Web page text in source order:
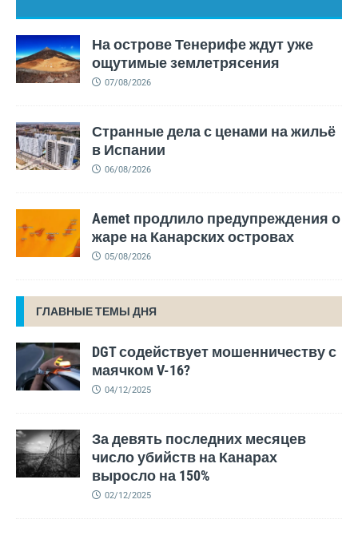
На острове Тенерифе ждут уже
ощутимые землетрясения
07/08/2026
Странные дела с ценами на жильё
в Испании
06/08/2026
Aemet продлило предупреждения о
жаре на Канарских островах
05/08/2026
ГЛАВНЫЕ ТЕМЫ ДНЯ
DGT содействует мошенничеству с
маячком V-16?
04/12/2025
За девять последних месяцев
число убийств на Канарах
выросло на 150%
02/12/2025